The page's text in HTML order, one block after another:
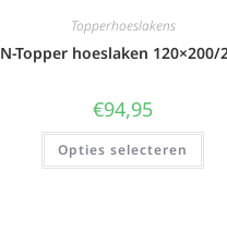
Topperhoeslakens
N-Topper hoeslaken 120×200/
€94,95
Opties selecteren